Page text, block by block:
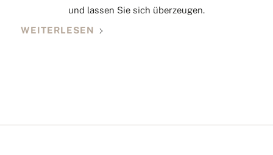
und lassen Sie sich überzeugen.
WEITERLESEN